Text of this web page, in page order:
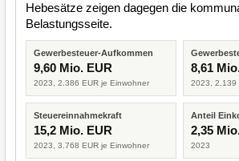
Hebesätze zeigen dagegen die
Belastungsseite.
Gewerbesteuer-Aufkommen
9,60 Mio. EUR
2023, 2.386 EUR je Einwohner
8,61
2023, 2.139
Steuereinnahmekraft
15,2 Mio. EUR
2023, 3.768 EUR je Einwohner
Anteil
2,35
2023